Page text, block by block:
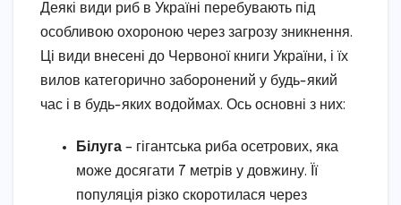
Деякі види риб в Україні перебувають під
особливою охороною через загрозу зникнення.
Ці види внесені до Червоної книги України, і їх
вилов категорично заборонений у будь-який
час і в будь-яких водоймах. Ось основні з них:
Білуга – гігантська риба осетрових, яка
може досягати 7 метрів у довжину. Її
популяція різко скоротилася через